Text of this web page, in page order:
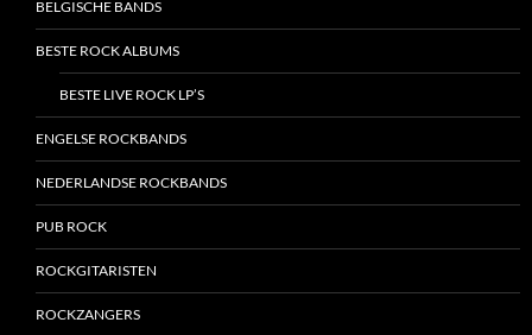
BELGISCHE BANDS
BESTE ROCK ALBUMS
BESTE LIVE ROCK LP’S
ENGELSE ROCKBANDS
NEDERLANDSE ROCKBANDS
PUB ROCK
ROCKGITARISTEN
ROCKZANGERS